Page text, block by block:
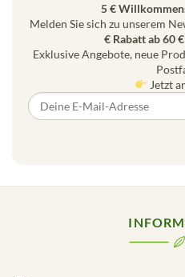
5 €
Melden Sie sich zu unserem
€ Rabatt ab 60
Exklusive Angebote, neue
Jetzt